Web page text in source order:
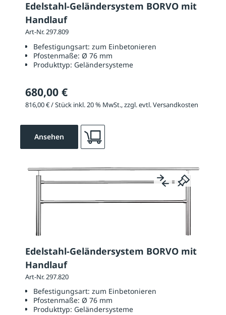
Edelstahl-Geländersystem BORVO mit
Handlauf
Art-Nr. 297.809
Befestigungsart: zum Einbetonieren
Pfostenmaße: Ø 76 mm
Produkttyp: Geländersysteme
680,00 €
816,00 € / Stück inkl. 20 % MwSt., zzgl. evtl. Versandkosten
Ansehen
Edelstahl-Geländersystem BORVO mit
Handlauf
Art-Nr. 297.820
Befestigungsart: zum Einbetonieren
Pfostenmaße: Ø 76 mm
Produkttyp: Geländersysteme